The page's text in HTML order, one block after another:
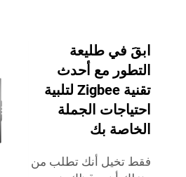
ابقَ في طليعة
التطور مع أحدث
تقنية Zigbee لتلبية
احتياجات الجملة
الخاصة بك
فقط تخيل أنك تطلب من